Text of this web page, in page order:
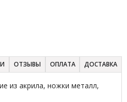
ОТЗЫВЫ ОПЛАТА ДОСТАВКА
из акрила, ножки металл,